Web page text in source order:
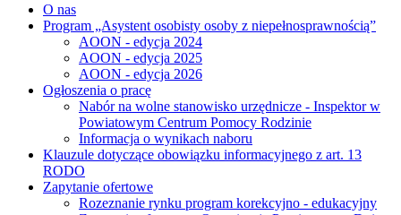
O nas
Program „Asystent osobisty osoby z niepełnosprawnością”
AOON - edycja 2024
AOON - edycja 2025
AOON - edycja 2026
Ogłoszenia o pracę
Nabór na wolne stanowisko urzędnicze - Inspektor w
Powiatowym Centrum Pomocy Rodzinie
Informacja o wynikach naboru
Klauzule dotyczące obowiązku informacyjnego z art. 13
RODO
Zapytanie ofertowe
Rozeznanie rynku program korekcyjno - edukacyjny